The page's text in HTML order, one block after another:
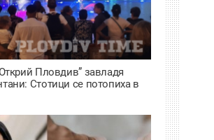
Пловдив” завладя
Стотици се потопиха в
под тепетата